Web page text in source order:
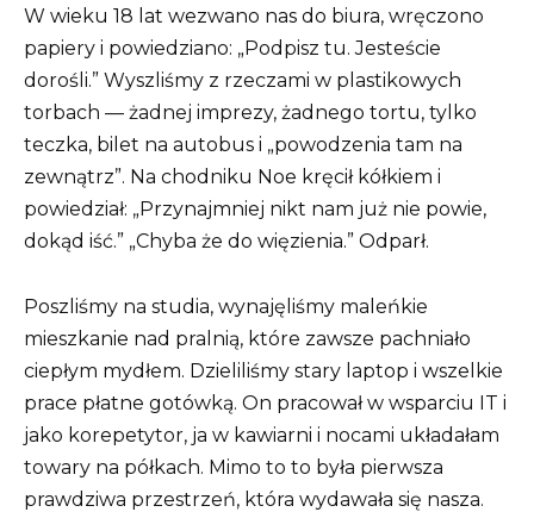
W wieku 18 lat wezwano nas do biura, wręczono
papiery i powiedziano: „Podpisz tu. Jesteście
dorośli.” Wyszliśmy z rzeczami w plastikowych
torbach — żadnej imprezy, żadnego tortu, tylko
teczka, bilet na autobus i „powodzenia tam na
zewnątrz”. Na chodniku Noe kręcił kółkiem i
powiedział: „Przynajmniej nikt nam już nie powie,
dokąd iść.” „Chyba że do więzienia.” Odparł.
Poszliśmy na studia, wynajęliśmy maleńkie
mieszkanie nad pralnią, które zawsze pachniało
ciepłym mydłem. Dzieliliśmy stary laptop i wszelkie
prace płatne gotówką. On pracował w wsparciu IT i
jako korepetytor, ja w kawiarni i nocami układałam
towary na półkach. Mimo to to była pierwsza
prawdziwa przestrzeń, która wydawała się nasza.